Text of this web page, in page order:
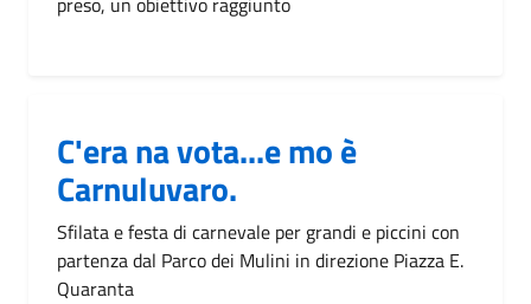
C'era na vota...e mo è
Carnuluvaro.
Sfilata e festa di carnevale per grandi e piccini con
partenza dal Parco dei Mulini in direzione Piazza E.
Quaranta